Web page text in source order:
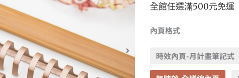
全館任選滿500元免運
內頁格式
時效內頁-月計畫筆記式